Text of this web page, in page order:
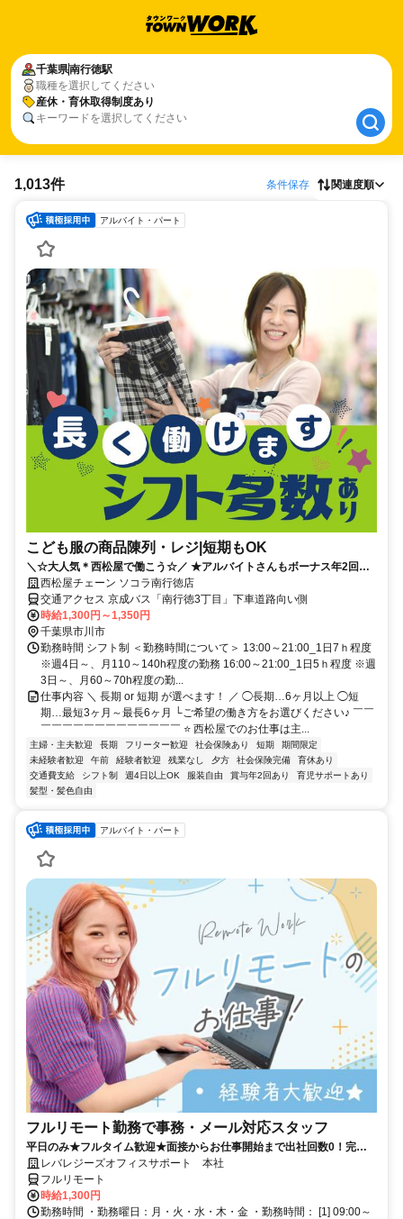
千葉県南行徳駅
職種を選択してください
産休・育休取得制度あり
キーワードを選択してください
千葉県南行徳駅
産休・育休取得制度あり
1,013件 条件保存 関連度順
アルバイト・パート
こども服の商品陳列・レジ|短期もOK
＼☆大人気＊西松屋で働こう☆／ ★アルバイトさんもボーナス年2回！
★時間固定だから私生活と両立OK
西松屋チェーン ソコラ南行徳店
交通アクセス 京成バス「南行徳3丁目」下車道路向い側
時給1,300円～1,350円
千葉県市川市
勤務時間 シフト制 ＜勤務時間について＞ 13:00～21:00_1日7ｈ程度
※週4日～、月110～140h程度の勤務 16:00～21:00_1日5ｈ程度 ※週
3日～、月60～70h程度の勤...
仕事内容 ＼ 長期 or 短期 が選べます！ ／ ◯長期…6ヶ月以上 ◯短
期…最短3ヶ月～最長6ヶ月 └ご希望の働き方をお選びください♪ ￣￣
￣￣￣￣￣￣￣￣￣￣￣￣￣ ⭐️ 西松屋でのお仕事は主...
主婦・主夫歓迎 長期 フリーター歓迎 社会保険あり 短期
期間限定
未経験者歓迎
午前 経験者歓迎 残業なし 夕方 社会保険完備
育休あり
交通費支給
シフト制 週4日以上OK 服装自由 賞与年2回あり
育児サポートあり
髪型・髪色自由
アルバイト・パート
フルリモート勤務で事務・メール対応スタッフ
平日のみ★フルタイム歓迎★面接からお仕事開始まで出社回数0！完全
在宅★事務・オフィスワーク経験者の募集★家事・育児と両立している
主婦（主夫）さん多数在籍★
レバレジーズオフィスサポート 本社
フルリモート
時給1,300円
勤務時間 ・勤務曜日：月・火・水・木・金 ・勤務時間： [1] 09:00～